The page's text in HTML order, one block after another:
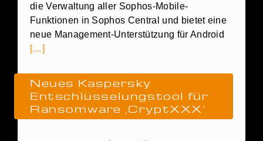
die Verwaltung aller Sophos-Mobile-
Funktionen in Sophos Central und bietet eine
neue Management-Unterstützung für Android
[…]
Neues Kaspersky
Entschlüsselungstool für
Ransomware ‚CryptXXX‘